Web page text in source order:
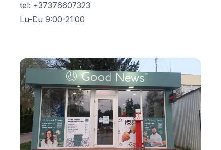
tel: +37376607323
Lu-Du 9:00-21:00